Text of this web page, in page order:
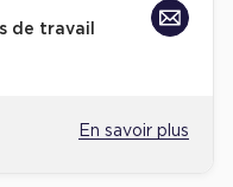
de travail
En savoir plus